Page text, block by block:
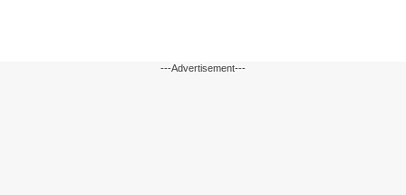
---Advertisement---